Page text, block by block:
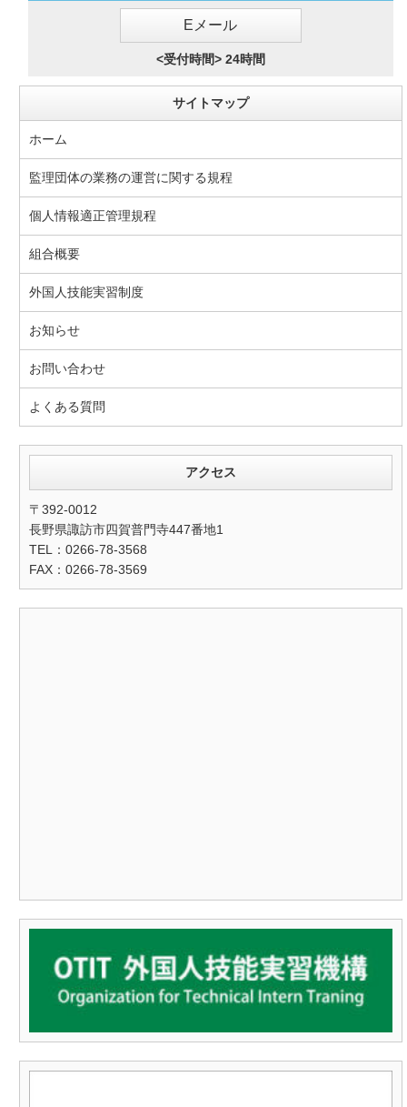
Eメール
<受付時間> 24時間
サイトマップ
ホーム
監理団体の業務の運営に関する規程
個人情報適正管理規程
組合概要
外国人技能実習制度
お知らせ
お問い合わせ
よくある質問
アクセス
〒392-0012
長野県諏訪市四賀普門寺447番地1
TEL：0266-78-3568
FAX：0266-78-3569